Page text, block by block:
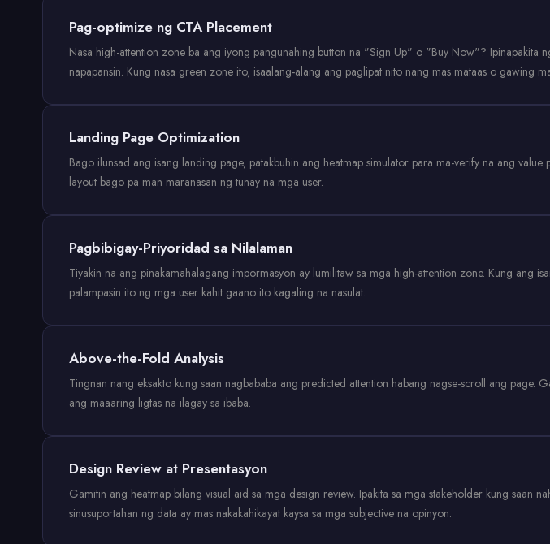
Pag-optimize ng CTA Placement
Nasa high-attention zone ba ang iyong pangunahing button na "Sign Up" o "Buy Now"? Ipinapakita
napapansin. Kung nasa green zone ito, isaalang-alang ang paglipat nito nang mas mataas o gawing
Landing Page Optimization
Bago ilunsad ang isang landing page, patakbuhin ang heatmap simulator para ma-verify na ang
layout bago pa man maranasan ng tunay na mga user.
Pagbibigay-Priyoridad sa Nilalaman
Tiyakin na ang pinakamahalagang impormasyon ay lumilitaw sa mga high-attention zone. Kung ang
palampasin ito ng mga user kahit gaano ito kagaling na nasulat.
Above-the-Fold Analysis
Tingnan nang eksakto kung saan nagbababa ang predicted attention habang nagse-scroll ang
ang maaaring ligtas na ilagay sa ibaba.
Design Review at Presentasyon
Gamitin ang heatmap bilang visual aid sa mga design review. Ipakita sa mga stakeholder kung
sinusuportahan ng data ay mas nakakahikayat kaysa sa mga subjective na opinyon.